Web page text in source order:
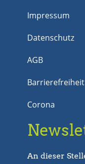
Impressum
Datenschutz
AGB
Barrierefreiheit
Corona
An dieser